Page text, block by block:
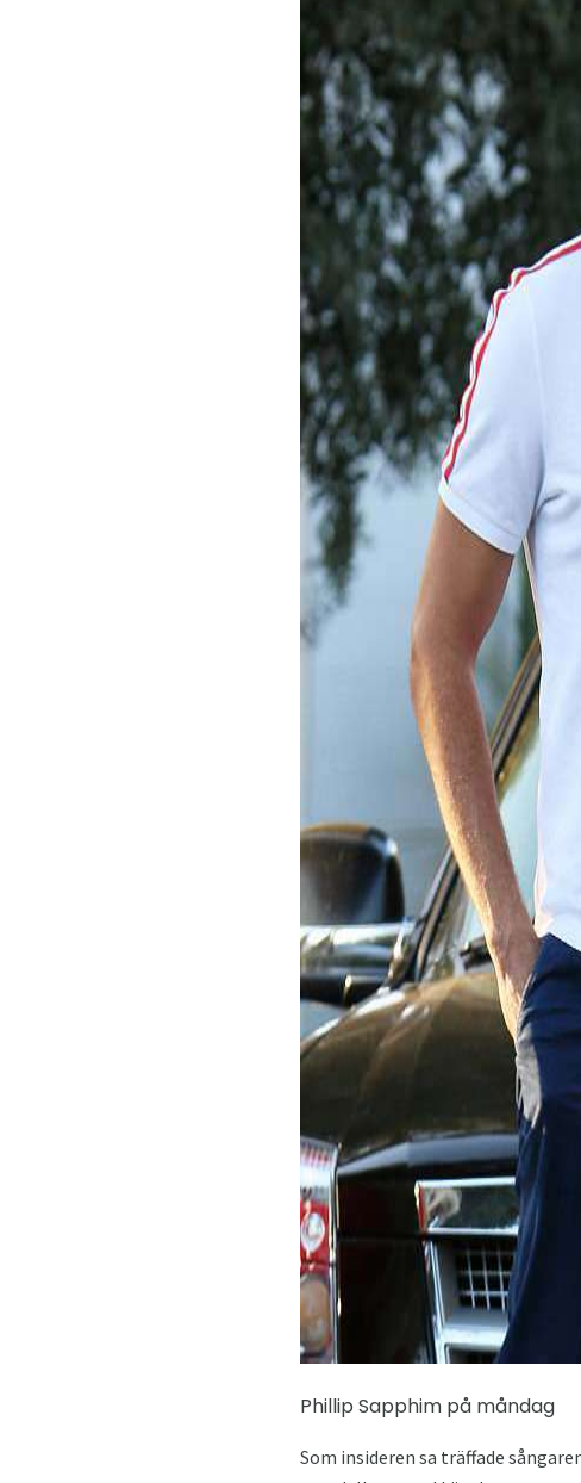
Phillip Sapphim på måndag
Som insideren sa träffade